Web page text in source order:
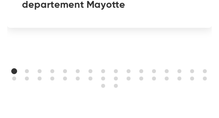
departement Mayotte